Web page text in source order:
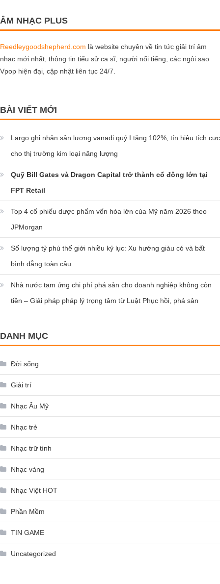
ÂM NHẠC PLUS
Reedleygoodshepherd.com là website chuyên về tin tức giải trí âm
nhạc mới nhất, thông tin tiểu sử ca sĩ, người nổi tiếng, các ngôi sao
Vpop hiện đại, cập nhật liên tục 24/7.
BÀI VIẾT MỚI
Largo ghi nhận sản lượng vanadi quý I tăng 102%, tín hiệu tích cực
cho thị trường kim loại năng lượng
Quỹ Bill Gates và Dragon Capital trở thành cổ đông lớn tại
FPT Retail
Top 4 cổ phiếu dược phẩm vốn hóa lớn của Mỹ năm 2026 theo
JPMorgan
Số lượng tỷ phú thế giới nhiều kỷ lục: Xu hướng giàu có và bất
bình đẳng toàn cầu
Nhà nước tạm ứng chi phí phá sản cho doanh nghiệp không còn
tiền – Giải pháp pháp lý trọng tâm từ Luật Phục hồi, phá sản
DANH MỤC
Đời sống
Giải trí
Nhạc Âu Mỹ
Nhạc trẻ
Nhạc trữ tình
Nhạc vàng
Nhạc Việt HOT
Phần Mềm
TIN GAME
Uncategorized